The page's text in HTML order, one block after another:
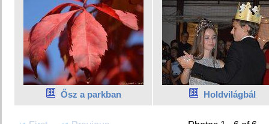
Ősz a parkban Holdvilágbál